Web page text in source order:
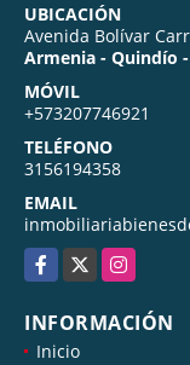
UBICACIÓN
Avenida Bolívar
Armenia - Quindío
MÓVIL
+573207746921
TELÉFONO
3156194358
EMAIL
Facebook
X Instagram
INFORMACIÓN
Inicio